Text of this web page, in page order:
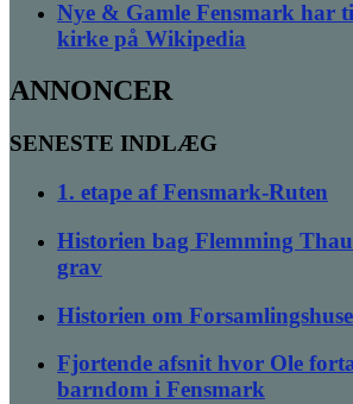
Nye & Gamle Fensmark har
kirke på Wikipedia
ANNONCER
SENESTE INDLÆG
1. etape af Fensmark-Ruten
Historien bag Flemming
grav
Historien om
Fjortende afsnit hvor Ole
barndom i Fensmark